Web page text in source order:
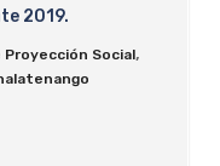
2019.
Social,